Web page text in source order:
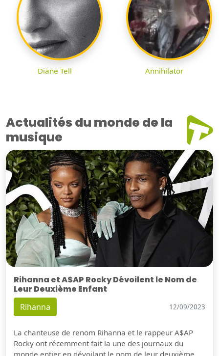
Diane Tell Annihilator
Actualités du monde de la
musique
Rihanna et A$AP Rocky Dévoilent le Nom de
Leur Deuxième Enfant
Rihanna 12/09/2023
La chanteuse de renom Rihanna et le rappeur A$AP
Rocky ont récemment fait la une des journaux du